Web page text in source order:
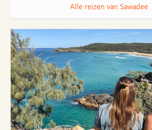
Alle reizen van Sawadee